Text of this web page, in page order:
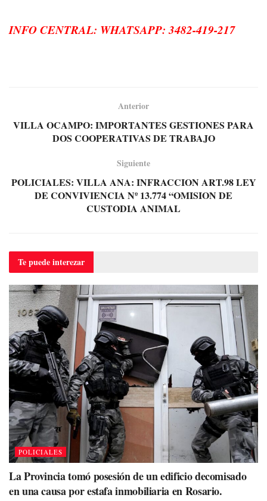
INFO CENTRAL: WHATSAPP: 3482-419-217
Anterior
VILLA OCAMPO: IMPORTANTES GESTIONES PARA
DOS COOPERATIVAS DE TRABAJO
Siguiente
POLICIALES: VILLA ANA: INFRACCION ART.98 LEY
DE CONVIVIENCIA Nº 13.774 “OMISION DE
CUSTODIA ANIMAL
Te puedeinterezar
POLICIALES
La Provincia tomó posesión de un edificio decomisado
en una causa por estafa inmobiliaria en Rosario.